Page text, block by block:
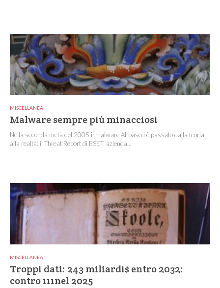
MISCELLANEA
Malware sempre più minacciosi
Nella seconda metà del 2005 il malware AI-based è passato dalla teoria
alla realtà: il Threat Report di ESET, azienda...
MISCELLANEA
Troppi dati: 243 miliardi$ entro 2032:
contro 111nel 2025